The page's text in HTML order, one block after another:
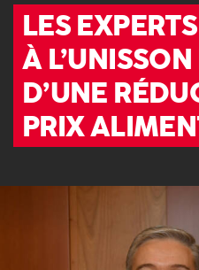
LES
À
D’UNE
PRIX